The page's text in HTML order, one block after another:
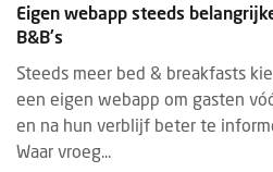
Eigen webapp steeds
B&B's
Steeds meer bed & breakfasts
een eigen webapp om gasten
en na hun verblijf beter te
Waar vroeg...